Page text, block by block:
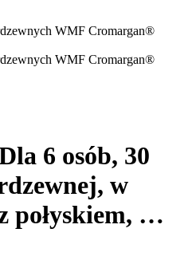
6 osób, 30
w
połyskiem, …